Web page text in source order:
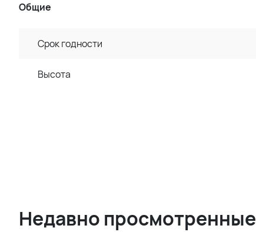
Общие
Срок годности
Высота
Недавно просмотренные